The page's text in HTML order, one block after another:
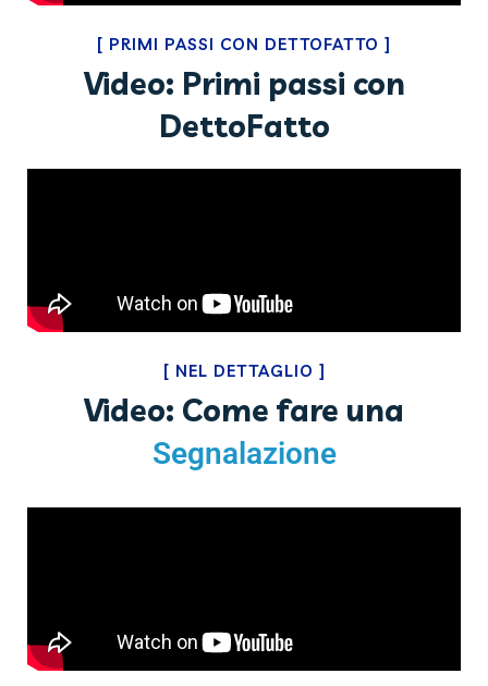
[ PRIMI PASSI CON DETTOFATTO ]
Video: Primi passi con
DettoFatto
[ NEL DETTAGLIO ]
Video: Come fare una
Segnalazione